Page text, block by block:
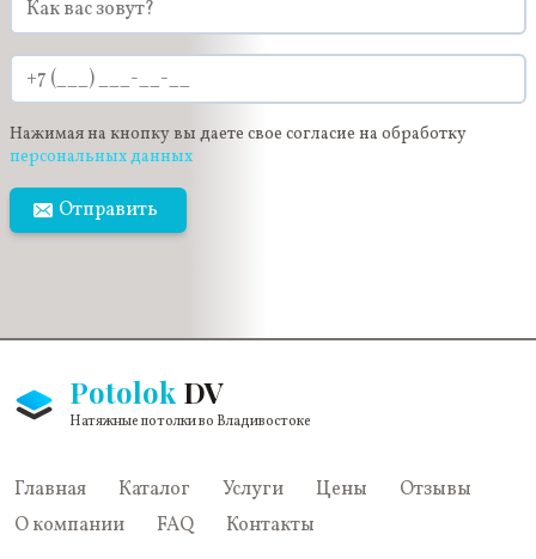
Нажимая на кнопку вы даете свое согласие на обработку
персональных данных
Отправить
Potolok DV
Натяжные потолки во Владивостоке
Главная Каталог Услуги Цены
Отзывы
О компании
FAQ Контакты